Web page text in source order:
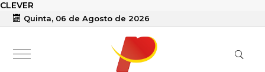
CLEVER
Quinta, 06 de Agosto de 2026